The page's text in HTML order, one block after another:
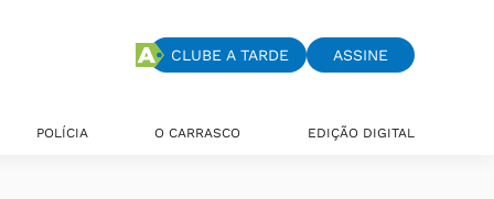
CLUBE A TARDE ASSINE
POLÍCIA O CARRASCO EDIÇÃO DIGITAL